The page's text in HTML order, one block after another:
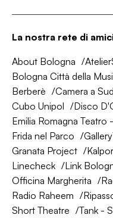
La nostra rete di
About Bologna
Bologna Città della
Berberè
Camera a Sud
Cubo Unipol
Disco
Emilia Romagna Teatro
Frida nel Parco
Granata Project
Linecheck
Link
Officina Margherita
Radio Raheem
Short Theatre
Tank -